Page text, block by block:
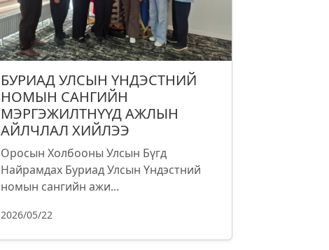
БУРИАД УЛСЫН ҮНДЭСТНИЙ
НОМЫН САНГИЙН
МЭРГЭЖИЛТНҮҮД АЖЛЫН
АЙЛЧЛАЛ ХИЙЛЭЭ
Оросын Холбооны Улсын Бүгд
Найрамдах Буриад Улсын Үндэстний
номын сангийн ажи...
2026/05/22